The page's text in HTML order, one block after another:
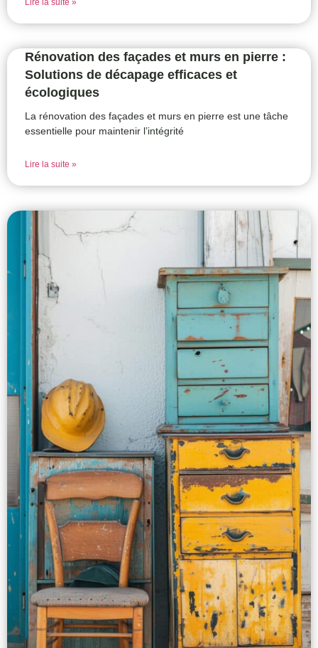
Rénovation des façades et murs en pierre :
Solutions de décapage efficaces et
écologiques
La rénovation des façades et murs en pierre est une tâche
essentielle pour maintenir l’intégrité
Lire la suite »